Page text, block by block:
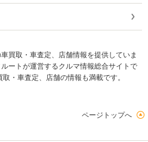
買取・車査定、店舗情報を提供していま
ートが運営するクルマ情報総合サイトで
・車査定、店舗の情報も満載です。
ページトップへ